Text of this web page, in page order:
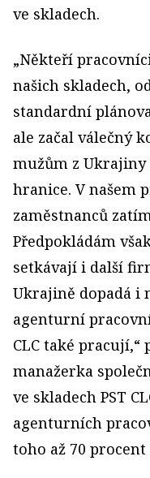
ve skladech.
„Někteří
našich skladech,
standardní
ale začal válečný
mužům z
hranice. V našem
zaměstnanců
Předpokládám
setkávají i další
Ukrajině dopadá i
agenturní
CLC také pracují,“
manažerka
ve skladech PST
agenturních
toho až 70